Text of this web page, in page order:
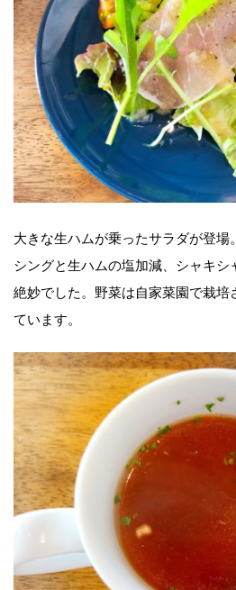
大きな生ハムが乗ったサラダが登場
シングと生ハムの塩加減、シャキ
絶妙でした。野菜は自家菜園で栽培
ています。